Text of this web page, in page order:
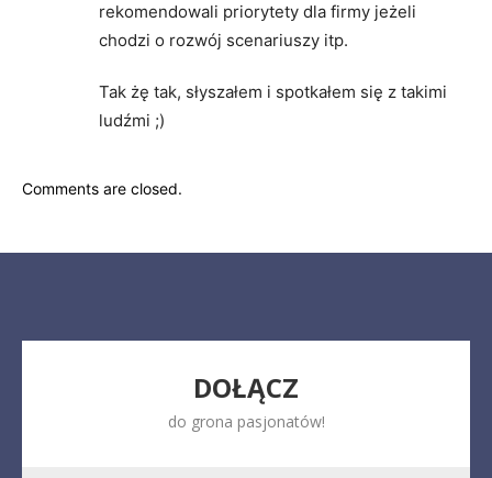
rekomendowali priorytety dla firmy jeżeli
chodzi o rozwój scenariuszy itp.
Tak żę tak, słyszałem i spotkałem się z takimi
ludźmi ;)
Comments are closed.
DOŁĄCZ
do grona pasjonatów!